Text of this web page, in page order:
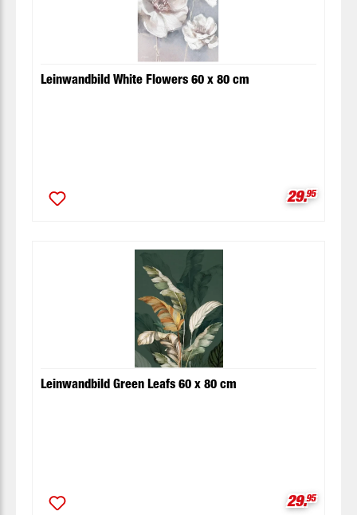
Leinwandbild White Flowers 60 x 80 cm
29.95
Leinwandbild Green Leafs 60 x 80 cm
29.95